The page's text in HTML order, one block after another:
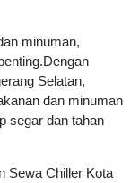
minuman,
Selatan,
dan minuman
segar dan tahan
Sewa Chiller Kota